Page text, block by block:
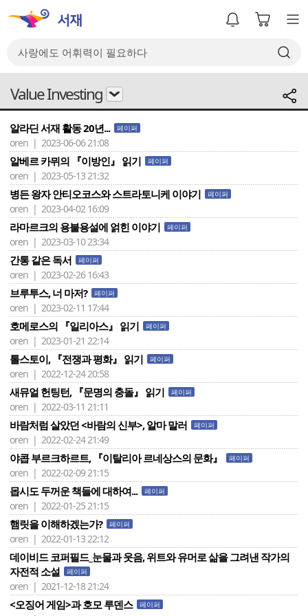
Value Investing
알라딘 서재 활동 20년... 페이퍼
oren | 2023-06-06 21:08
알베르 카뮈의 『이방인』 읽기 페이퍼
oren | 2023-05-13 21:32
병든 왕자 안티오코스와 스트라토니케 이야기 페이퍼
oren | 2023-04-02 16:09
라마르크의 용불용설에 얽힌 이야기 페이퍼
oren | 2023-03-10 23:34
간통 같은 독서 페이퍼
oren | 2023-02-26 16:43
브루투스, 너 마저? 페이퍼
oren | 2023-02-11 17:44
호메로스의 『일리아스』 읽기 페이퍼
oren | 2023-01-21 22:14
톨스토이, 『전쟁과 평화』 읽기 페이퍼
oren | 2022-12-24 20:58
새뮤얼 헌팅턴, 『문명의 충돌』 읽기 페이퍼
oren | 2022-03-11 21:11
바람처럼 살았던 <바람의 신부>, 알마 말러 페이퍼
oren | 2022-02-24 21:49
야콥 부르크하르트, 『이탈리아 르네상스의 문화』 페이퍼
oren | 2022-02-09 21:15
몹시도 두꺼운 책들에 대하여... 페이퍼
oren | 2022-01-25 21:15
햄릿을 이해하겠는가? 페이퍼
oren | 2022-01-13 22:12
데이비드 코퍼필드_눈물과 웃음, 위트와 유머로 삶을 그려낸 작가의
자전적 소설
페이퍼
oren | 2021-12-18 21:24
<오징어 게임>과 호모 루덴스 페이퍼